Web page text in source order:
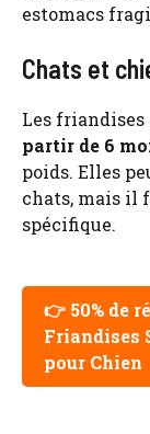
estomacs
Chats et
Les friandises
partir de 6
poids. Elles
chats, mais il
spécifique.
👉 50% de
Friandises
pour Chien